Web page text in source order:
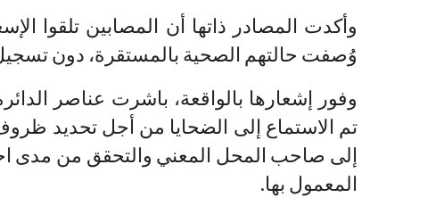
وأكدت المصادر ذاتها أن المصابين تلقوا
وُصفت حالتهم الصحية بالمستقرة، دون
وفور إشعارها بالواقعة، باشرت عناصر
تم الاستماع إلى الضحايا من أجل تحديد
إلى صاحب المحل المعني والتحقق من مدى
المعمول بها.